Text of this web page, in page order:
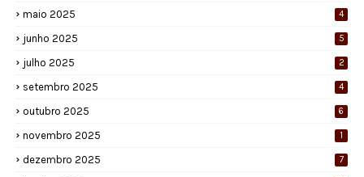
maio 2025 4
junho 2025 5
julho 2025 2
setembro 2025 4
outubro 2025 6
novembro 2025 1
dezembro 2025 7